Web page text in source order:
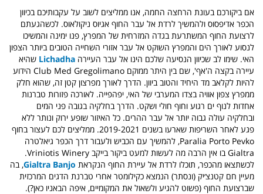
אם ביקורכם בעונת הרחצה החמה, אנו ממליצים לשוב על עקבותיכם בכיוון
הכפר אדיפסוס ולהמשיך לרדת אל עבר החוף אגיוס ניקולאוס. לכשהגעתם
לרצועת החוף המשתרעת בגדה המזרחית של המפרץ, פנו ימינה והמשיכו
לנסוע לאורך הים והמפרץ השוקט אל עבר אזורי השחייה הטובים ביותר הצפון
האי. שימו לב שכיוון הנסיעה שלכם הינו אל עבר העיירה Lichadha שהיא
עיירה בקצה ה'אף', שם בין היתר ממוקם Club Med Gregolimano הידוע
להיות לקלאב מד היחיד והטוב ביוון. הדרך לאורך מפרצון קטן זה, שהוא חלק
ממפרץ צפון אוויה בצדו המערבי של האי, יפהפייה. לאורכה פזורות טברנות
אחדות לנוף ים רגוע וחוף חולי ושקט. הדרך בחלקיה בגובה פני המים
ובחלקיה עולה גבוה יותר אל עבר ההרים. כל האיזור שופע ירוק ונותר ללא
פגע לאחר השריפות שארעו בשנים 2019-2021. ממליצים לכם לעצור בחוף
Paralia Porto Pevko, להמשיך עם הכביש ולעבור דרך הכפר גיאלטרה
Gialtra בו אין הרבה מה לעשות למעט ביקור בייקב Vriniotis Winery.
לכשתצאו מהכפר, תוכלו לרדת אל עיירת החוף הנקראת Gialtra Banjo, בה
מעיין חם קטנצ׳יק (ונסתר) הנמצא כקילומטר אחרי טברנת הדגים המרכזית
שברצועת החוף (פשוט להגיע ולשאול את המקומיים, איפה הבאניו כאן?).